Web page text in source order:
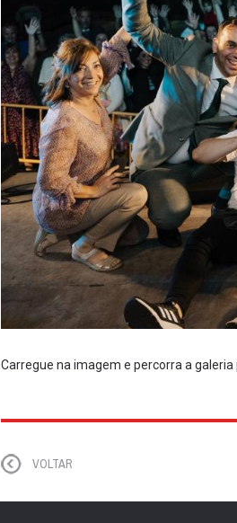
Carregue na imagem e percorra a galeria
VOLTAR